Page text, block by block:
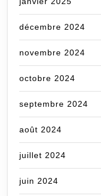
décembre 2024
novembre 2024
octobre 2024
septembre 2024
août 2024
juillet 2024
juin 2024